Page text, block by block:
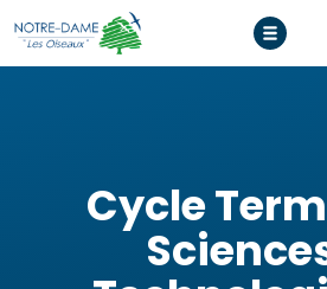
Cycle